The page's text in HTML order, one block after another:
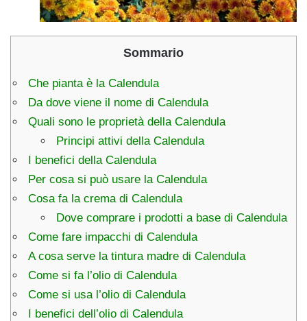
Sommario
Che pianta è la Calendula
Da dove viene il nome di Calendula
Quali sono le proprietà della Calendula
Principi attivi della Calendula
I benefici della Calendula
Per cosa si può usare la Calendula
Cosa fa la crema di Calendula
Dove comprare i prodotti a base di Calendula
Come fare impacchi di Calendula
A cosa serve la tintura madre di Calendula
Come si fa l’olio di Calendula
Come si usa l’olio di Calendula
I benefici dell’olio di Calendula